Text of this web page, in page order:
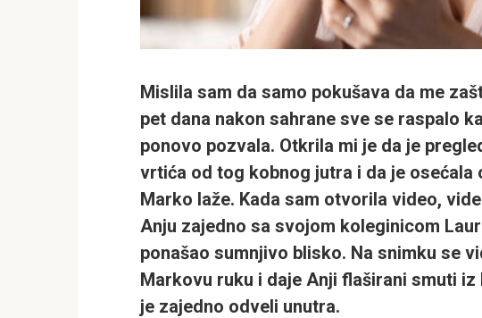
Mislila sam da samo pokušava da me
pet dana nakon sahrane sve se raspalo
ponovo pozvala. Otkrila mi je da je
vrtića od tog kobnog jutra i da je osećala
Marko laže. Kada sam otvorila video,
Anju zajedno sa svojom koleginicom
ponašao sumnjivo blisko. Na snimku se
Markovu ruku i daje Anji flaširani smuti
je zajedno odveli unutra.